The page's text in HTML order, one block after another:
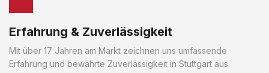
Erfahrung & Zuverlässigkeit
Mit über 17 Jahren am Markt zeichnen uns umfassende
Erfahrung und bewährte Zuverlässigkeit in Stuttgart aus.